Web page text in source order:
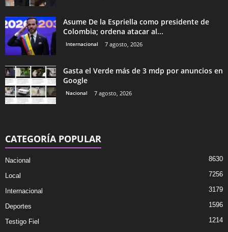
Asume De la Espriella como presidente de
Colombia; ordena atacar al...
Internacional 7 agosto, 2026
Gasta el Verde más de 3 mdp por anuncios en
Google
Nacional 7 agosto, 2026
CATEGORÍA POPULAR
Nacional 8630
Local 7256
Internacional 3179
Deportes 1596
Testigo Fiel
1214